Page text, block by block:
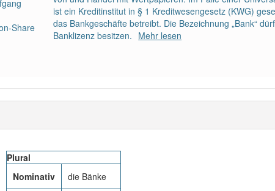
Share
ist ein Kreditinstitut in § 1 Kreditwesengesetz (KWG)
das Bankgeschäfte betreibt. Die Bezeichnung „Bank“
Banklizenz besitzen. Mehr lesen
Plural
Nominativ
die Bänke